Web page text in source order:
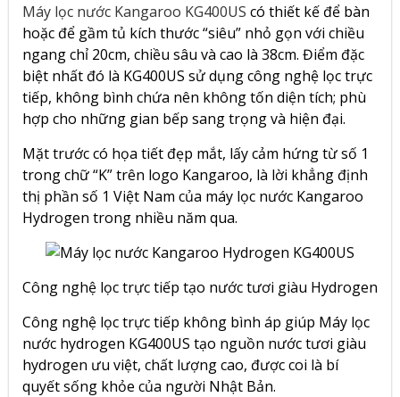
Máy lọc nước Kangaroo KG400US có thiết kế để bàn
hoặc để gầm tủ kích thước “siêu” nhỏ gọn với chiều
ngang chỉ 20cm, chiều sâu và cao là 38cm. Điểm đặc
biệt nhất đó là KG400US sử dụng công nghệ lọc trực
tiếp, không bình chứa nên không tốn diện tích; phù
hợp cho những gian bếp sang trọng và hiện đại.
Mặt trước có họa tiết đẹp mắt, lấy cảm hứng từ số 1
trong chữ “K” trên logo Kangaroo, là lời khẳng định
thị phần số 1 Việt Nam của máy lọc nước Kangaroo
Hydrogen trong nhiều năm qua.
Công nghệ lọc trực tiếp tạo nước tươi giàu Hydrogen
Công nghệ lọc trực tiếp không bình áp giúp Máy lọc
nước hydrogen KG400US tạo nguồn nước tươi giàu
hydrogen ưu việt, chất lượng cao, được coi là bí
quyết sống khỏe của người Nhật Bản.